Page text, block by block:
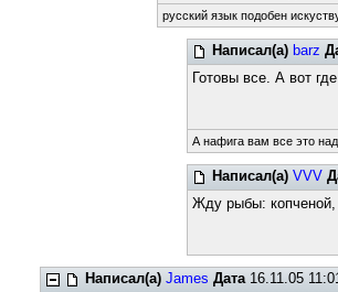
русский язык подобен
Написал(а) barz
Готовы все. А вот
А нафига вам все это
Написал(а) VVV
Жду рыбы: копченой,
Написал(а) James Дата16.11.05